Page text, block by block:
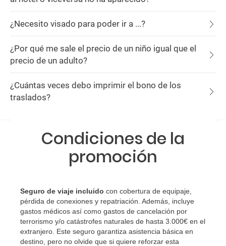
¿Necesito visado para poder ir a ...?
¿Por qué me sale el precio de un niño igual que el
precio de un adulto?
¿Cuántas veces debo imprimir el bono de los
traslados?
Condiciones de la
promoción
Seguro de viaje incluido con cobertura de equipaje,
pérdida de conexiones y repatriación. Además, incluye
gastos médicos así como gastos de cancelación por
terrorismo y/o catástrofes naturales de hasta 3.000€ en el
extranjero. Este seguro garantiza asistencia básica en
destino, pero no olvide que si quiere reforzar esta